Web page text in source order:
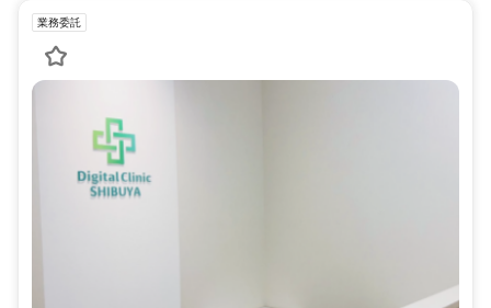
業務委託